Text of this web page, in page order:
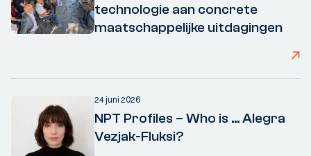
technologie aan concrete
maatschappelijke uitdagingen
24 juni 2026
NPT Profiles – Who is ... Alegra
Vezjak-Fluksi?